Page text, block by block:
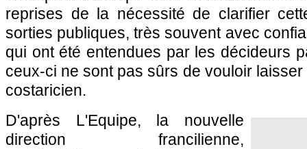
reprises de la nécessité de clarifier
sorties publiques, très souvent avec
qui ont été entendues par les décideurs
ceux-ci ne sont pas sûrs de vouloir
costaricien.
D'après L'Equipe, la nouvelle
direction francilienne,